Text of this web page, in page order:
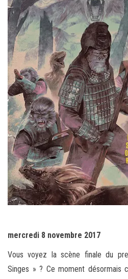
mercredi 8 novembre 2017
Vous voyez la scène finale du
Singes » ? Ce moment désormais